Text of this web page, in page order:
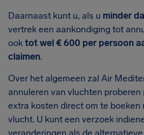
Daarnaast kunt u, als u minder
vertrek een aankondiging tot
ooktot wel € 600 per persoon
claimen.
Over het algemeen zal Air
annuleren van vluchten
extra kosten direct om te boeken
vlucht. U kunt een verzoek